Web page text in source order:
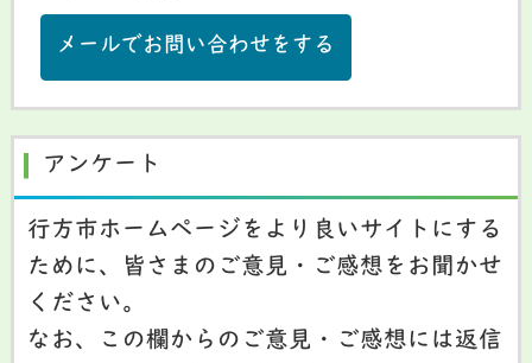
メールでお問い合わせをする
アンケート
行方市ホームページをより良いサイトにする
ために、皆さまのご意見・ご感想をお聞かせ
ください。
なお、この欄からのご意見・ご感想には返信